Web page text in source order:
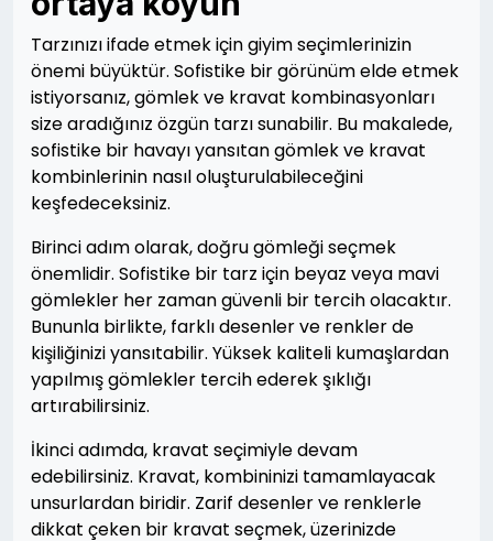
Tarzınızı ifade etmek için giyim seçimlerinizin
önemi büyüktür. Sofistike bir görünüm elde etmek
istiyorsanız, gömlek ve kravat kombinasyonları
size aradığınız özgün tarzı sunabilir. Bu makalede,
sofistike bir havayı yansıtan gömlek ve kravat
kombinlerinin nasıl oluşturulabileceğini
keşfedeceksiniz.
Birinci adım olarak, doğru gömleği seçmek
önemlidir. Sofistike bir tarz için beyaz veya mavi
gömlekler her zaman güvenli bir tercih olacaktır.
Bununla birlikte, farklı desenler ve renkler de
kişiliğinizi yansıtabilir. Yüksek kaliteli kumaşlardan
yapılmış gömlekler tercih ederek şıklığı
artırabilirsiniz.
İkinci adımda, kravat seçimiyle devam
edebilirsiniz. Kravat, kombininizi tamamlayacak
unsurlardan biridir. Zarif desenler ve renklerle
dikkat çeken bir kravat seçmek, üzerinizde